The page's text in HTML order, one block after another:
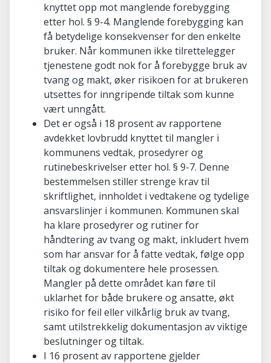
knyttet opp mot manglende forebygging
etter hol. § 9-4. Manglende forebygging kan
få betydelige konsekvenser for den enkelte
bruker. Når kommunen ikke tilrettelegger
tjenestene godt nok for å forebygge bruk av
tvang og makt, øker risikoen for at brukeren
utsettes for inngripende tiltak som kunne
vært unngått.
Det er også i 18 prosent av rapportene
avdekket lovbrudd knyttet til mangler i
kommunens vedtak, prosedyrer og
rutinebeskrivelser etter hol. § 9-7. Denne
bestemmelsen stiller strenge krav til
skriftlighet, innholdet i vedtakene og tydelige
ansvarslinjer i kommunen. Kommunen skal
ha klare prosedyrer og rutiner for
håndtering av tvang og makt, inkludert hvem
som har ansvar for å fatte vedtak, følge opp
tiltak og dokumentere hele prosessen.
Mangler på dette området kan føre til
uklarhet for både brukere og ansatte, økt
risiko for feil eller vilkårlig bruk av tvang,
samt utilstrekkelig dokumentasjon av viktige
beslutninger og tiltak.
I 16 prosent av rapportene gjelder